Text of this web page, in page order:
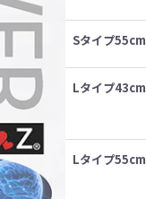
Sタイプ55cm
Lタイプ43cm
Lタイプ55cm